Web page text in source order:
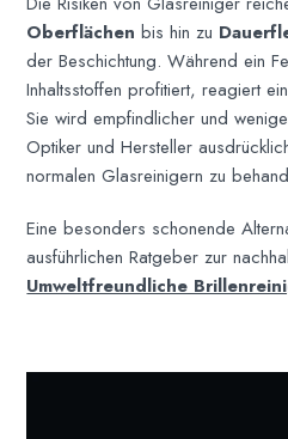
Oberflächen bis hin zu
der Beschichtung. Während ein
Inhaltsstoffen profitiert, reagiert
Sie wird empfindlicher und
Optiker und Hersteller
normalen Glasreinigern zu
Eine besonders schonende
ausführlichen Ratgeber zur
Umweltfreundliche